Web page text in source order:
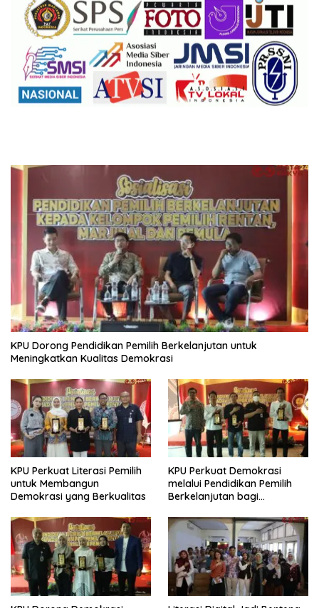
KPU Dorong Pendidikan Pemilih Berkelanjutan untuk
Meningkatkan Kualitas Demokrasi
KPU Perkuat Literasi Pemilih
untuk Membangun
Demokrasi yang Berkualitas
KPU Perkuat Demokrasi
melalui Pendidikan Pemilih
Berkelanjutan bagi
dan Pemula